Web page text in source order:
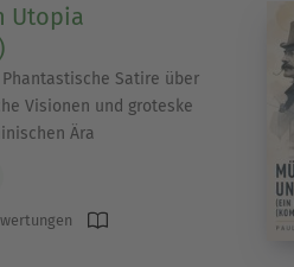
Utopia
Satire über
Visionen und groteske
Ära